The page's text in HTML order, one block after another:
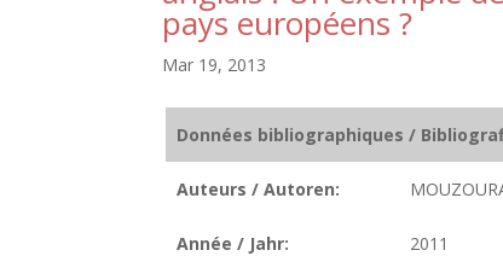
pays européens ?
Mar 19, 2013
Données bibliographiques /
Auteurs / Autoren:
Année / Jahr: 2011